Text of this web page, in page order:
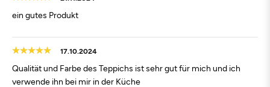
ein gutes Produkt
17.10.2024
Qualität und Farbe des Teppichs ist sehr gut für mich und ich
verwende ihn bei mir in der Küche